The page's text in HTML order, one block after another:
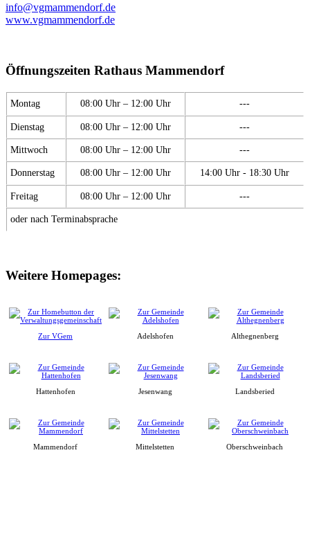
info@vgmammendorf.de
www.vgmammendorf.de
Öffnungszeiten Rathaus Mammendorf
Montag 08:00 Uhr – 12:00 Uhr ---
Dienstag 08:00 Uhr – 12:00 Uhr ---
Mittwoch 08:00 Uhr – 12:00 Uhr ---
Donnerstag 08:00 Uhr – 12:00 Uhr 14:00 Uhr - 18:30 Uhr
Freitag 08:00 Uhr – 12:00 Uhr ---
oder nach Terminabsprache
Weitere Homepages:
Zur VGem Adelshofen Althegnenberg
Hattenhofen Jesenwang Landsberied
Mammendorf Mittelstetten Oberschweinbach